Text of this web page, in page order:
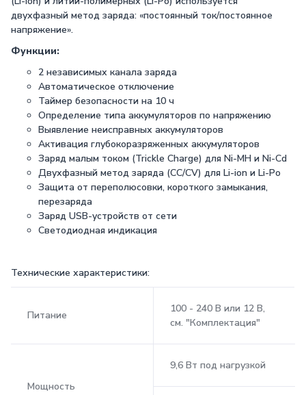
двухфазный метод заряда: «постоянный ток/постоянное
напряжение».
Функции:
2 независимых канала заряда
Автоматическое отключение
Таймер безопасности на 10 ч
Определение типа аккумуляторов по напряжению
Выявление неисправных аккумуляторов
Активация глубокоразряженных аккумуляторов
Заряд малым током (Trickle Charge) для Ni-MH и Ni-Cd
Двухфазный метод заряда (CC/CV) для Li-ion и Li-Po
Защита от переполюсовки, короткого замыкания,
перезаряда
Заряд USB-устройств от сети
Светодиодная индикация
Технические характеристики:
Питание
100 - 240 В или 12 В,
см. "Комплектация"
Мощность
9,6 Вт под нагрузкой